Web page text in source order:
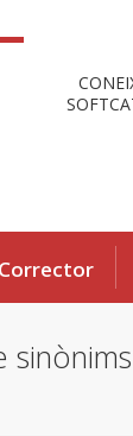
Corrector